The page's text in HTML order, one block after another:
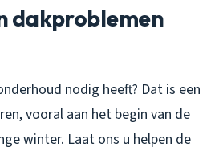
dakproblemen
nodig heeft? Dat is een
vooral aan het begin van de
winter. Laat ons u helpen de